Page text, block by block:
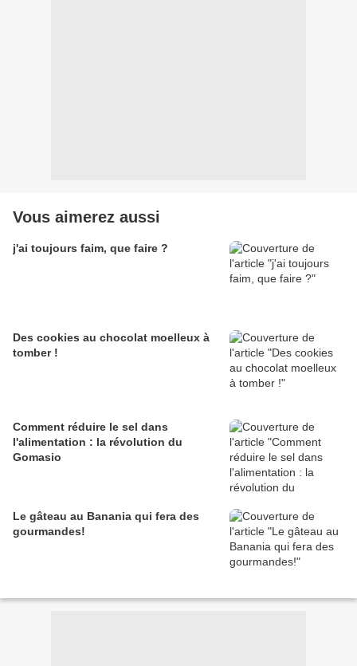
Vous aimerez aussi
j'ai toujours faim, que faire ?
Des cookies au chocolat moelleux à
tomber !
Comment réduire le sel dans
l'alimentation : la révolution du
Gomasio
Le gâteau au Banania qui fera des
gourmandes!